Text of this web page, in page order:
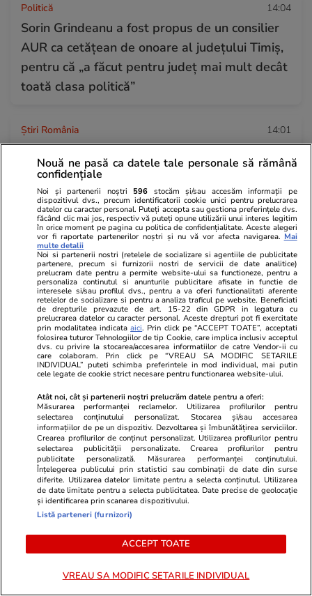
Politică 14:04
Sorin Grindeanu a fost propus de un consilier
AUR ca cetățean de onoare al județului Timiș,
pentru că „a făcut pentru județ mai mult decât
toată clasa politică”
Știri România 14:01
120 de ani de la înființarea primei Societăți de
Salvare din București. „Ambulanța nu a fost
niciodată doar o instituție sau un loc de muncă.
A fost și rămâne un mod de viață”
Tehnologie 14:00
De ce curge apă din centrala termică – motive
și soluții. Ce să nu faci
Știri România 13:55
Contestația care ține în loc autostrada A8.
Austriecii de la Strabag aduc acuzații grele
autorităților române: oferta concurenților de la
Danlin ar fi fost îmbunătățită ulterior depunerii
Citește mai multe
TRENDING
Știri România 07:45
Val de caniculă în România, temperaturile vor
Nouă ne pasă ca datele tale personale să rămână
confidențiale
Noi și partenerii noștri 596 stocăm și/sau accesăm informații pe
dispozitivul dvs., precum identificatorii cookie unici pentru prelucrarea
datelor cu caracter personal. Puteți accepta sau gestiona preferințele dvs.
făcând clic mai jos, respectiv vă puteți opune utilizării unui interes legitim
în orice moment pe pagina cu politica de confidențialitate. Aceste alegeri
vor fi raportate partenerilor noștri și nu vă vor afecta navigarea. Mai
multe detalii
Noi si partenerii nostri (retelele de socializare si agentiile de publicitate
partenere, precum si furnizorii nostri de servicii de date analitice)
prelucram date pentru a permite website-ului sa functioneze, pentru a
personaliza continutul si anunturile publicitare afisate in functie de
interesele si/sau profilul dvs., pentru a va oferi functionalitati aferente
retelelor de socializare si pentru a analiza traficul pe website. Beneficiati
de drepturile prevazute de art. 15-22 din GDPR in legatura cu
prelucrarea datelor cu caracter personal. Aceste drepturi pot fi exercitate
prin modalitatea indicataaici. Prin click pe “ACCEPT TOATE”, acceptati
folosirea tuturor Tehnologiilor de tip Cookie, care implica inclusiv acceptul
dvs. cu privire la stocarea/accesarea informatiilor de catre Vendor-ii cu
care colaboram. Prin click pe “VREAU SA MODIFIC SETARILE
INDIVIDUAL” puteti schimba preferintele in mod individual, mai putin
cele legate de cookie strict necesare pentru functionarea website-ului.
Atât noi, cât și partenerii noștri prelucrăm datele pentru a oferi:
Măsurarea performanței reclamelor. Utilizarea profilurilor pentru
selectarea conținutului personalizat. Stocarea și/sau accesarea
informațiilor de pe un dispozitiv. Dezvoltarea și îmbunătățirea serviciilor.
Crearea profilurilor de conținut personalizat. Utilizarea profilurilor pentru
selectarea publicității personalizate. Crearea profilurilor pentru
publicitate personalizată. Măsurarea performanței conținutului.
Înțelegerea publicului prin statistici sau combinații de date din surse
diferite. Utilizarea datelor limitate pentru a selecta conținutul. Utilizarea
de date limitate pentru a selecta publicitatea. Date precise de geolocație
și identificarea prin scanarea dispozitivului.
Listă parteneri (furnizori)
ACCEPT TOATE
VREAU SA MODIFIC SETARILE INDIVIDUAL